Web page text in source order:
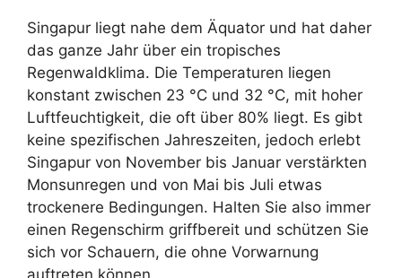
Singapur liegt nahe dem Äquator und hat daher
das ganze Jahr über ein tropisches
Regenwaldklima. Die Temperaturen liegen
konstant zwischen 23 °C und 32 °C, mit hoher
Luftfeuchtigkeit, die oft über 80% liegt. Es gibt
keine spezifischen Jahreszeiten, jedoch erlebt
Singapur von November bis Januar verstärkten
Monsunregen und von Mai bis Juli etwas
trockenere Bedingungen. Halten Sie also immer
einen Regenschirm griffbereit und schützen Sie
sich vor Schauern, die ohne Vorwarnung
auftreten können.